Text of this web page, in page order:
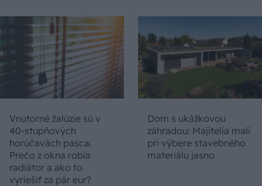
Vnútorné žalúzie sú v
40-stupňových
horúčavách pasca:
Prečo z okna robia
radiátor a ako to
vyriešiť za pár eur?
Dom s ukážkovou
záhradou: Majitelia mali
pri výbere stavebného
materiálu jasno